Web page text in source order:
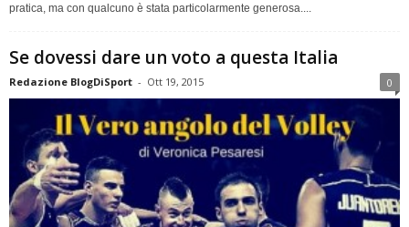
pratica, ma con qualcuno è stata particolarmente generosa....
Se dovessi dare un voto a questa Italia
Redazione BlogDiSport - Ott 19, 2015 0